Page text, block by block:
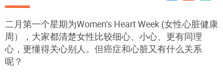
拥抱每刻，留住这爱。
轻松一下，充下电啦！
二月第一个星期为Women’s Heart Week (女性心脏健康
周），大家都清楚女性比较细心、小心、更有同理
心，更懂得关心别人。但癌症和心脏又有什么关系
呢？